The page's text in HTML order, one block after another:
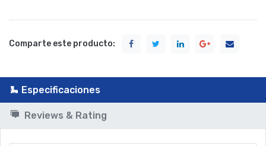
Comparte este producto:
Especificaciones
Reviews & Rating